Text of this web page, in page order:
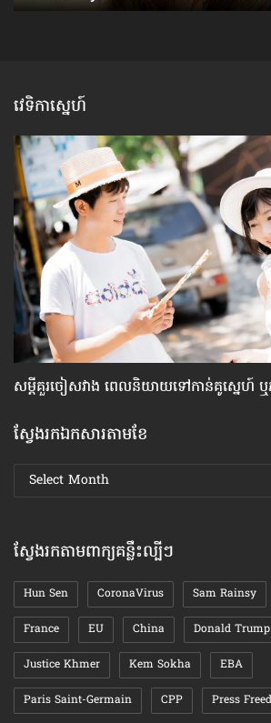
វេទិកាស្នេហ៍
សម្តី​គួរ​ចៀសវាង ពេល​និយាយ​ទៅ​កាន់​គូស្នេហ៍ ឬ​
ស្វែងរកឯកសារតាមខែ
ស្វែងរក
ឯកសារ
ស្វែងរកតាមពាក្យគន្លឹះល្បីៗ
Hun Sen CoronaVirus Sam Rainsy
France EU China Donald Trump
Justice Khmer Kem Sokha EBA
Paris Saint-Germain CPP Press